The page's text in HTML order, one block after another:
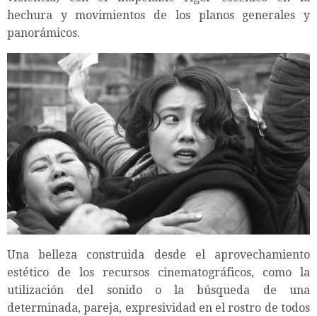
hechura y movimientos de los planos generales y
panorámicos.
Una belleza construida desde el aprovechamiento
estético de los recursos cinematográficos, como la
utilización del sonido o la búsqueda de una
determinada, pareja, expresividad en el rostro de todos